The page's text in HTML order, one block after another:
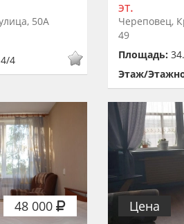
50А
4/4
эт.
Череповец,
49
Площадь:
Этаж/
48 000 Цена